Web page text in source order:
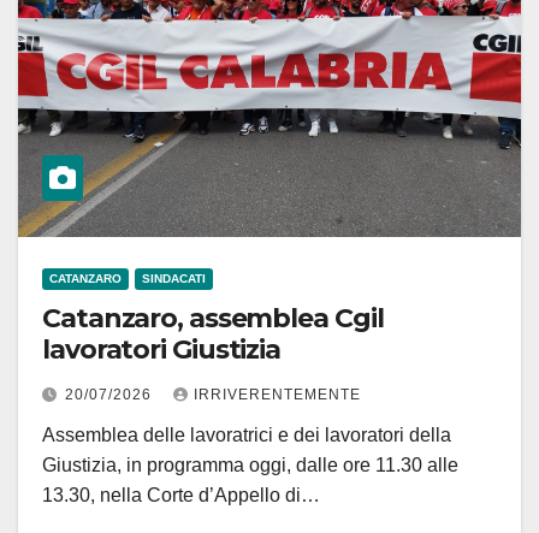
CATANZARO SINDACATI
Catanzaro, assemblea Cgil
lavoratori Giustizia
20/07/2026 IRRIVERENTEMENTE
Assemblea delle lavoratrici e dei lavoratori della
Giustizia, in programma oggi, dalle ore 11.30 alle
13.30, nella Corte d’Appello di…